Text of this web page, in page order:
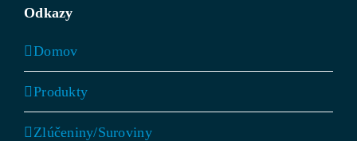
Odkazy
Domov
Produkty
Zlúčeniny/Suroviny